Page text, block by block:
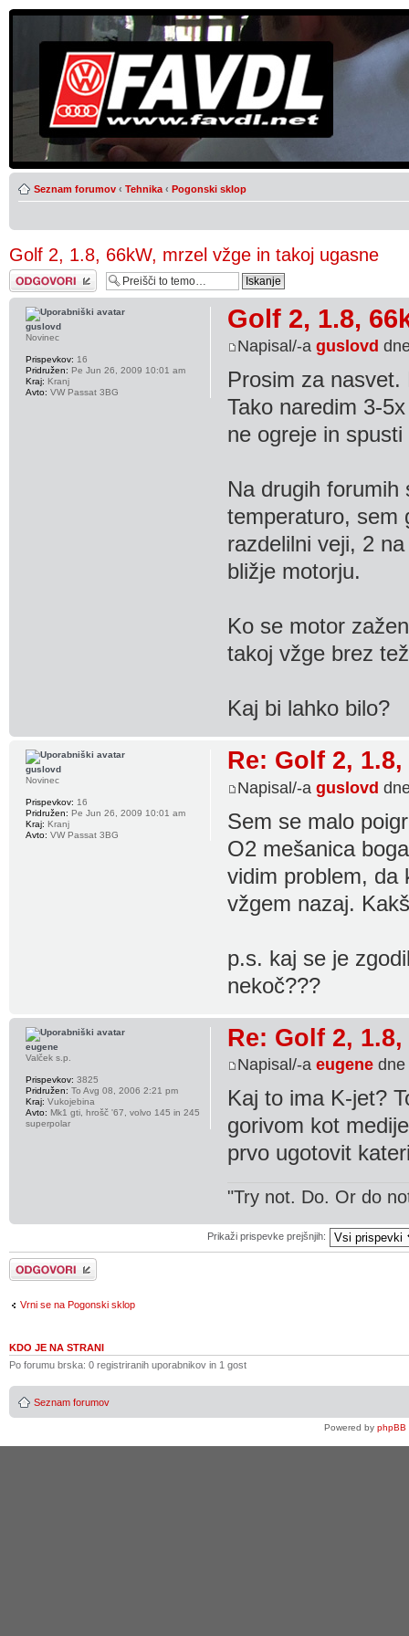
Seznam forumov ‹ Tehnika ‹ Pogonski sklop
Golf 2, 1.8, 66kW, mrzel vžge in takoj ugasne
Napiši odgovor
Golf 2, 1.8,
Napisal/-aguslovd
Prosim za
Tako naredim 3-
ne ogreje in
Na drugih
temperaturo, sem
razdelilni veji, 2
bližje motorju.
Ko se motor
takoj vžge brez
Kaj bi lahko bilo?
guslovd
Novinec
Prispevkov: 16
Pridružen: Pe Jun 26, 2009 10:01 am
Kraj: Kranj
Avto: VW Passat 3BG
Re: Golf 2,
Napisal/-aguslovd
Sem se malo
O2 mešanica
vidim problem, da
vžgem nazaj.
p.s. kaj se je
nekoč???
guslovd
Novinec
Prispevkov: 16
Pridružen: Pe Jun 26, 2009 10:01 am
Kraj: Kranj
Avto: VW Passat 3BG
Re: Golf 2,
Napisal/-aeugene dne
Kaj to ima K-jet?
gorivom kot
prvo ugotovit
"Try not. Do. Or do
eugene
Valček s.p.
Prispevkov: 3825
Pridružen: To Avg 08, 2006 2:21 pm
Kraj: Vukojebina
Avto: Mk1 gti, hrošč '67, volvo 145 in 245
superpolar
Prikaži prispevke prejšnjih:
Napiši odgovor
Vrni se na Pogonski sklop
KDO JE NA STRANI
Po forumu brska: 0 registriranih uporabnikov in 1 gost
Seznam forumov
Powered byphpBB